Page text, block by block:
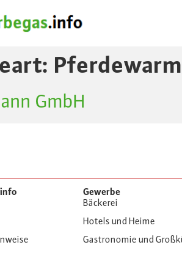
GmbH
Gewerbe
Bäckerei
Hotels und Heime
Gastronomie und